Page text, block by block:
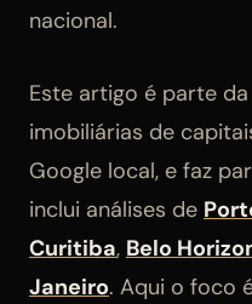
nacional.
Este artigo é parte
imobiliárias de
Google local, e faz
inclui análises de
Curitiba, Belo
Janeiro. Aqui o foco